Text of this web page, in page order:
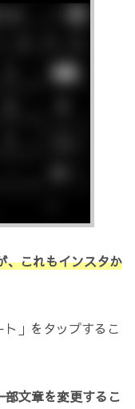
、これもインスタか
」をタップするこ
文章を変更するこ